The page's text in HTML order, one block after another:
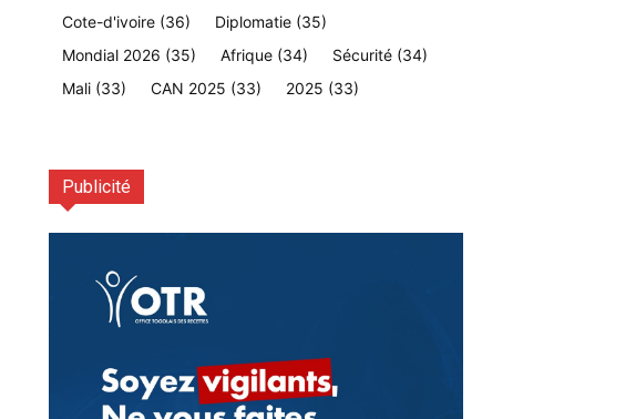
Cote-d'ivoire (36) Diplomatie (35)
Mondial 2026 (35) Afrique (34) Sécurité (34)
Mali (33) CAN 2025 (33) 2025 (33)
Publicité